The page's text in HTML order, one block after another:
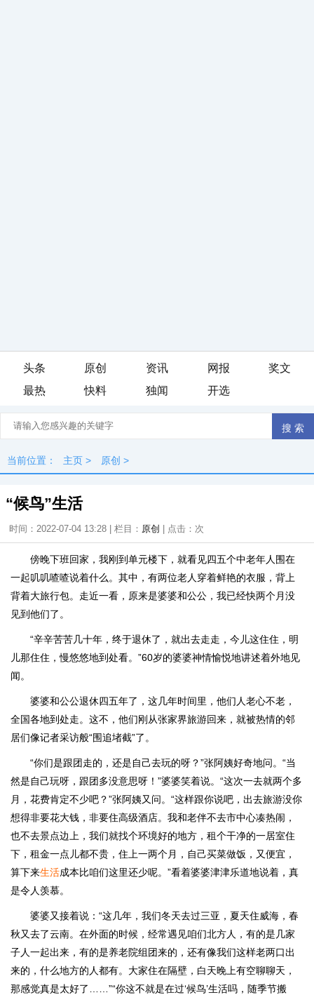
头条 原创 资讯 网报
奖文
最热
快料 独闻 开选
当前位置： 主页 > 原创 >
“候鸟”生活
时间：2022-07-04 13:28 | 栏目： 原创 | 点击： 次
傍晚下班回家，我刚到单元楼下，就看见四五个中老年人围在
一起叽叽喳喳说着什么。其中，有两位老人穿着鲜艳的衣服，背上
背着大旅行包。走近一看，原来是婆婆和公公，我已经快两个月没
见到他们了。
“辛辛苦苦几十年，终于退休了，就出去走走，今儿这住住，明
儿那住住，慢悠悠地到处看。”60岁的婆婆神情愉悦地讲述着外地见
闻。
婆婆和公公退休四五年了，这几年时间里，他们人老心不老，
全国各地到处走。这不，他们刚从张家界旅游回来，就被热情的邻
居们像记者采访般“围追堵截”了。
“你们是跟团走的，还是自己去玩的呀？”张阿姨好奇地问。“当
然是自己玩呀，跟团多没意思呀！”婆婆笑着说。“这次一去就两个多
月，花费肯定不少吧？”张阿姨又问。“这样跟你说吧，出去旅游没你
想得非要花大钱，非要住高级酒店。我和老伴不去市中心凑热闹，
也不去景点边上，我们就找个环境好的地方，租个干净的一居室住
下，租金一点儿都不贵，住上一两个月，自己买菜做饭，又便宜，
算下来生活成本比咱们这里还少呢。”看着婆婆津津乐道地说着，真
是令人羡慕。
婆婆又接着说：“这几年，我们冬天去过三亚，夏天住威海，春
秋又去了云南。在外面的时候，经常遇见咱们北方人，有的是几家
子人一起出来，有的是养老院组团来的，还有像我们这样老两口出
来的，什么地方的人都有。大家住在隔壁，白天晚上有空聊聊天，
那感觉真是太好了……”“你这不就是在过‘候鸟’生活吗，随季节搬